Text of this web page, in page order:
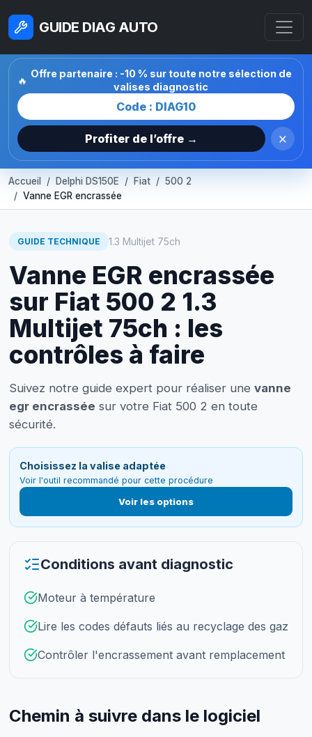
GUIDE DIAG AUTO
🔥
Offre partenaire : -10 % sur toute notre sélection de
valises diagnostic
Code : DIAG10
Profiter de l’offre → ×
Accueil Delphi DS150E Fiat
500 2
Vanne EGR encrassée
GUIDE TECHNIQUE 1.3 Multijet 75ch
Vanne EGR encrassée
sur Fiat 500 2 1.3
Multijet 75ch : les
contrôles à faire
Suivez notre guide expert pour réaliser une vanne
egr encrassée sur votre Fiat 500 2 en toute
sécurité.
Choisissez la valise adaptée
Voir l'outil recommandé pour cette procédure
Voir les options
Conditions avant diagnostic
Moteur à température
Lire les codes défauts liés au recyclage des gaz
Contrôler l'encrassement avant remplacement
Chemin à suivre dans le logiciel